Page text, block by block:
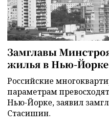
Замглавы
жилья в Нью-
Российские
параметрам
Нью-Йорке, заявил
Стасишин.